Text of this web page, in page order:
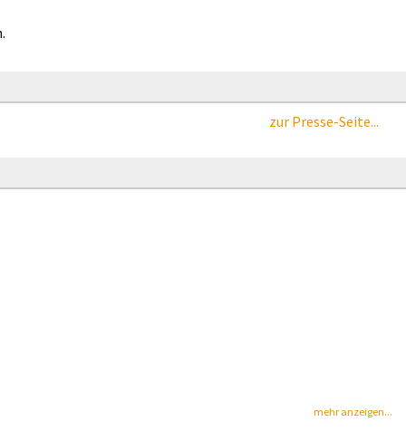
zur Presse-Seite...
mehr anzeigen...